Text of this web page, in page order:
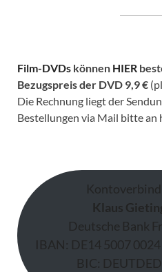
Film-DVDs können HIER
Bezugspreis der DVD 9,9 €
Die Rechnung liegt der
Bestellungen via Mail bitte an
Klaus
Deutsche Bank
IBAN: DE14 5007
BIC: